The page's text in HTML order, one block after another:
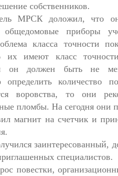
собственников.
МРСК доложил, что
общедомовые приборы
класса точности
их имеют класс
он должен быть не
определить количество
воровства, то они
пломбы. На сегодня они
магнит на счетчик и
заинтересованный,
специалистов.
повестки,